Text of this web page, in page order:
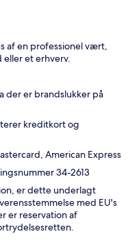
af en professionel vært,
eller et erhverv.
der er brandslukker på
kreditkort og
American Express
34-2613
er dette underlagt
med EU's
er reservation af